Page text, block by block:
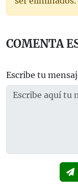
COMENTA
Escribe tu